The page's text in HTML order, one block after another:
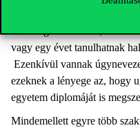
és a tengerentúlon is,
vagy egy évet tanulhatnak
Ezenkívül vannak
ezeknek a lényege az, hogy
egyetem diplomáját is
Mindemellett egyre több